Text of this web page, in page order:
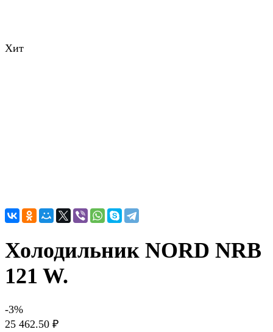
Хит
Холодильник NORD NRB
121 W.
-3%
25 462.50 ₽